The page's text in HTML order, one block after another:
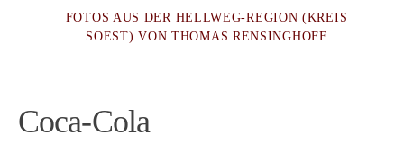
FOTOS AUS DER HELLWEG-REGION (KREIS
SOEST) VON THOMAS RENSINGHOFF
Coca-Cola